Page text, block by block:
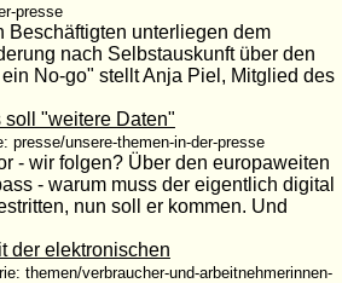
presse
Beschäftigten unterliegen dem
nach Selbstauskunft über den
No-go" stellt Anja Piel, Mitglied des
soll "weitere Daten"
presse/unsere-themen-in-der-presse
- wir folgen? Über den europaweiten
- warum muss der eigentlich digital
nun soll er kommen. Und
der elektronischen
themen/verbraucher-und-arbeitnehmerinnen-